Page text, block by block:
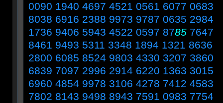
0090 1940 4697 4521 0561 6077 0683
8038 6916 2388 9973 9787 0635 2984
1736 9406 5943 4522 0597 8785 7647
8461 9493 5311 3348 1894 1321 8636
2800 6085 8524 9803 4330 3207 3860
6839 7097 2996 2914 6220 1363 3015
6960 4854 9978 3106 4278 7412 4583
7802 8143 9498 8943 7591 0983 7754